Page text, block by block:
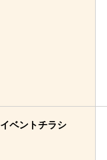
イベントチラシ